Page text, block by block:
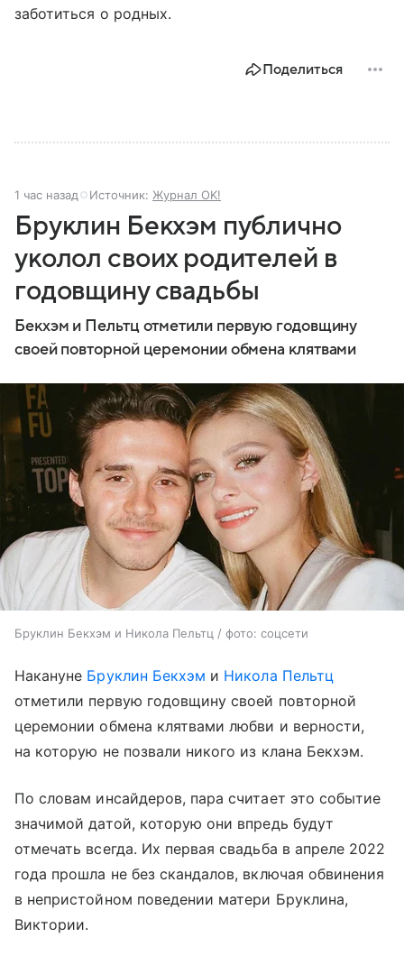
заботиться о родных.
Поделиться
1 час назад Источник: Журнал OK!
Бруклин Бекхэм публично
уколол своих родителей в
годовщину свадьбы
Бекхэм и Пельтц отметили первую годовщину
своей повторной церемонии обмена клятвами
Бруклин Бекхэм и Никола Пельтц / фото: соцсети
Накануне Бруклин Бекхэм и Никола Пельтц
отметили первую годовщину своей повторной
церемонии обмена клятвами любви и верности,
на которую не позвали никого из клана Бекхэм.
По словам инсайдеров, пара считает это событие
значимой датой, которую они впредь будут
отмечать всегда. Их первая свадьба в апреле 2022
года прошла не без скандалов, включая обвинения
в непристойном поведении матери Бруклина,
Виктории.